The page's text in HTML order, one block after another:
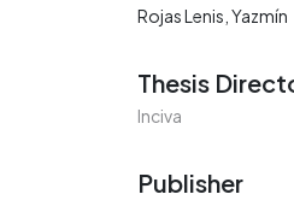
Rojas Lenis, Yazmín
Thesis
Inciva
Publisher